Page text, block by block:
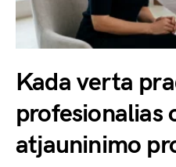
Kada verta
profesionalias
atjauninimo